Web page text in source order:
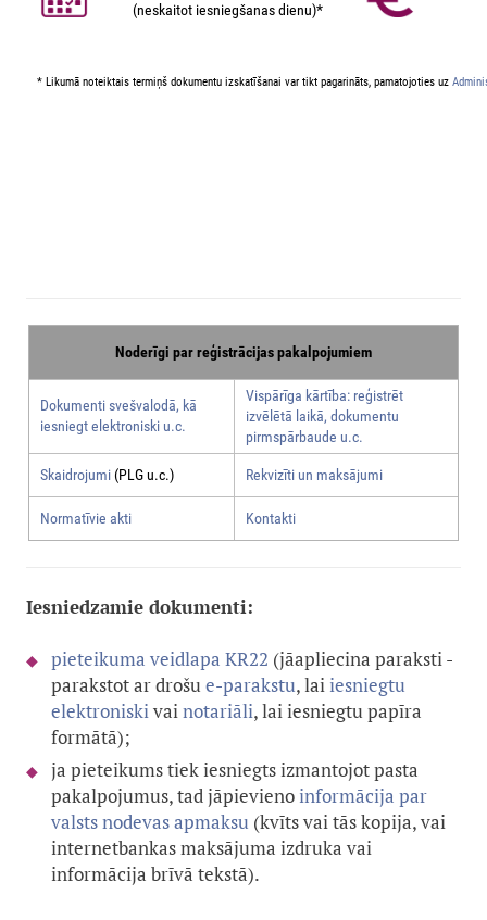
(neskaitot iesniegšanas dienu)*
* Likumā noteiktais termiņš dokumentu izskatīšanai var tikt pagarināts, pamatojoties uz
Noderīgi par reģistrācijas pakalpojumiem
Dokumenti svešvalodā, kā
iesniegt elektroniski u.c.
Vispārīga kārtība: reģistrēt
izvēlētā laikā, dokumentu
pirmspārbaude u.c.
Skaidrojumi(PLG u.c.) Rekvizīti un maksājumi
Normatīvie akti Kontakti
Iesniedzamie dokumenti:
pieteikuma veidlapa KR22 (jāapliecina paraksti -
parakstot ar drošue-parakstu, laiiesniegtu
elektroniskivainotariāli, lai iesniegtu papīra
formātā);
ja pieteikums tiek iesniegts izmantojot pasta
pakalpojumus, tad jāpievienoinformācija par
valsts nodevas apmaksu (kvīts vai tās kopija, vai
internetbankas maksājuma izdruka vai
informācija brīvā tekstā).